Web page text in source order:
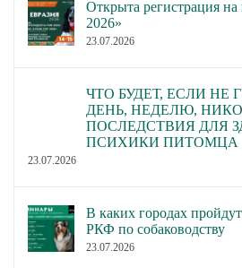
Открыта регистрация
2026»
23.07.2026
ЧТО БУДЕТ, ЕСЛИ НЕ
ДЕНЬ, НЕДЕЛЮ,
ПОСЛЕДСТВИЯ ДЛЯ
ПСИХИКИ ПИТОМЦА
23.07.2026
В каких городах
РКФ по собаководству
23.07.2026